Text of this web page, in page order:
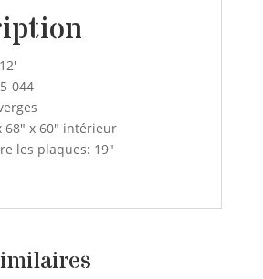
044
68″ x 60″ intérieur
les plaques: 19″